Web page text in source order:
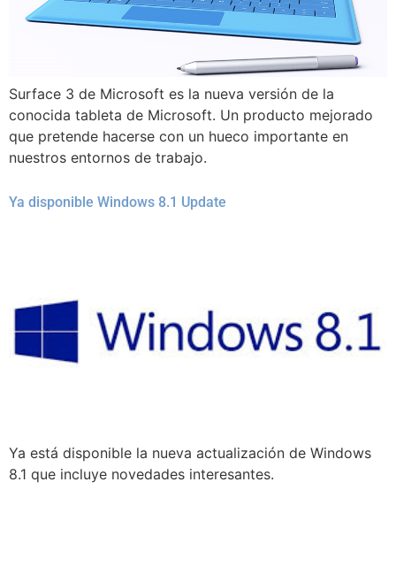
Surface 3 de Microsoft es la nueva versión de la
conocida tableta de Microsoft. Un producto mejorado
que pretende hacerse con un hueco importante en
nuestros entornos de trabajo.
Ya disponible Windows 8.1 Update
Ya está disponible la nueva actualización de Windows
8.1 que incluye novedades interesantes.